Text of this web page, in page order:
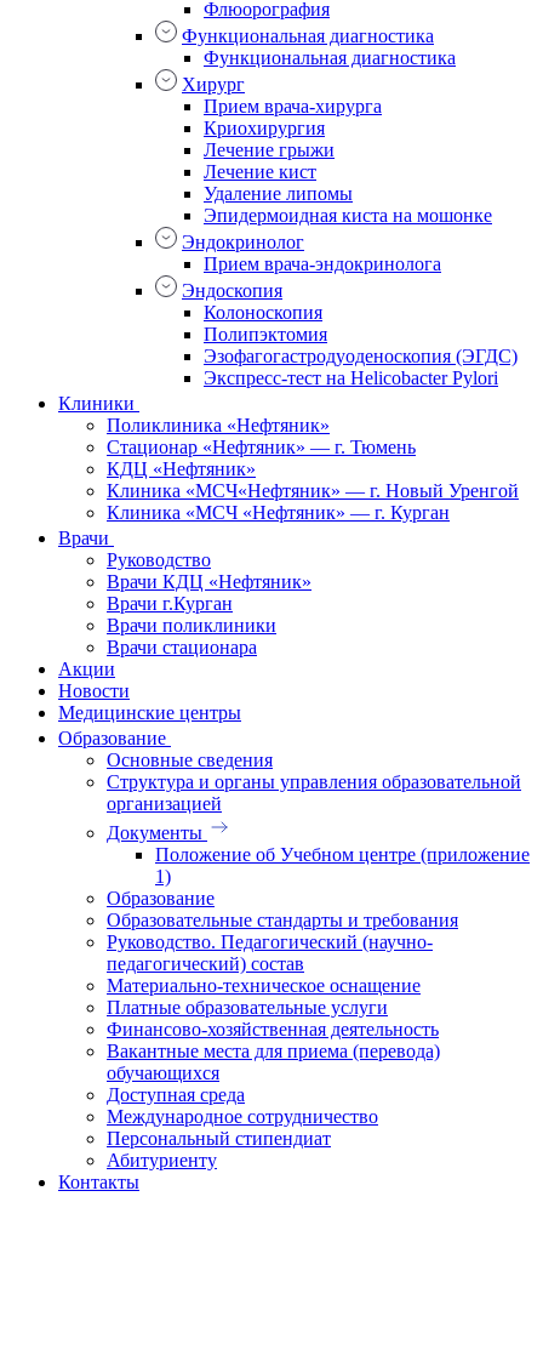
Флюорография
Функциональная диагностика
Функциональная диагностика
Хирург
Прием врача-хирурга
Криохирургия
Лечение грыжи
Лечение кист
Удаление липомы
Эпидермоидная киста на мошонке
Эндокринолог
Прием врача-эндокринолога
Эндоскопия
Колоноскопия
Полипэктомия
Эзофагогастродуоденоскопия (ЭГДС)
Экспресс-тест на Helicobacter Pylori
Клиники
Поликлиника «Нефтяник»
Стационар «Нефтяник» — г. Тюмень
КДЦ «Нефтяник»
Клиника «МСЧ«Нефтяник» — г. Новый Уренгой
Клиника «МСЧ «Нефтяник» — г. Курган
Врачи
Руководство
Врачи КДЦ «Нефтяник»
Врачи г.Курган
Врачи поликлиники
Врачи стационара
Акции
Новости
Медицинские центры
Образование
Основные сведения
Структура и органы управления образовательной
организацией
Документы
Положение об Учебном центре (приложение
1)
Образование
Образовательные стандарты и требования
Руководство. Педагогический (научно-
педагогический) состав
Материально-техническое оснащение
Платные образовательные услуги
Финансово-хозяйственная деятельность
Вакантные места для приема (перевода)
обучающихся
Доступная среда
Международное сотрудничество
Персональный стипендиат
Абитуриенту
Контакты